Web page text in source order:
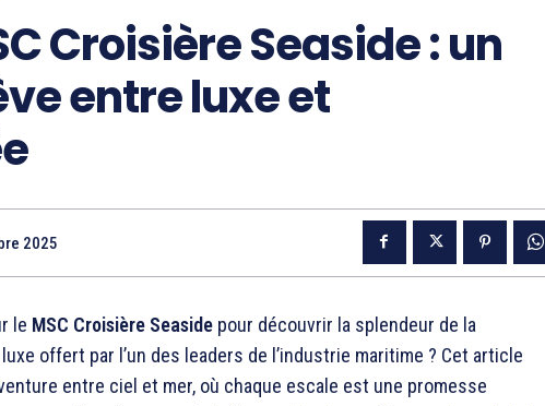
Croisière Seaside : un
entre luxe et
2025
le MSC Croisière Seaside pour découvrir la splendeur de la
offert par l’un des leaders de l’industrie maritime ? Cet article
entre ciel et mer, où chaque escale est une promesse